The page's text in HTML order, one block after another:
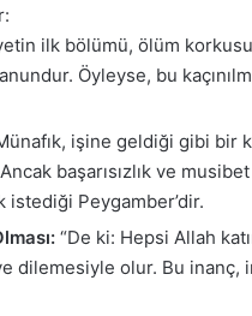
ilk bölümü, ölüm
Öyleyse, bu
işine geldiği gibi bir
başarısızlık ve
Peygamber’dir.
“De ki: Hepsi Allah
dilemesiyle olur. Bu